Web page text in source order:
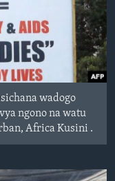
wadogo
ngono na watu
Africa Kusini .